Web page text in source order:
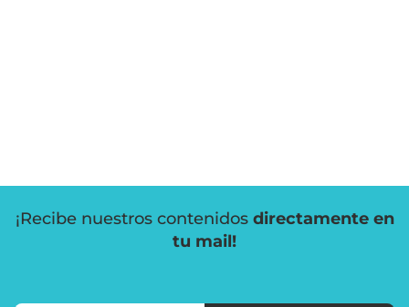
¡Recibe nuestros contenidos directamente en
tu mail!